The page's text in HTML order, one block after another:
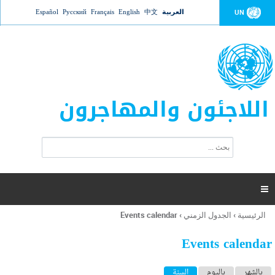
Jump to navigation UN العربية 中文
English
Français
Русский
Español
اللاجئون والمهاجرون
ت
ر
ل
ح
ب

أنت
هنا
الرئيسية › الجدول الزمني ›
Events calendar
Events calendar